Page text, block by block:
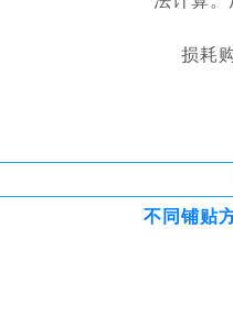
损耗
不同铺贴